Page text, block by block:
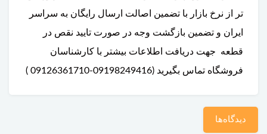
تر از نرخ بازار با تضمین اصالت ارسال رایگان به سراسر
ایران و تضمین بازگشت وجه در صورت تایید نقص در
قطعه جهت دریافت اطلاعات بیشتر با کارشناسان
فروشگاه تماس بگیرید (09198249416-09126361710 )
دیدگاه‌ها